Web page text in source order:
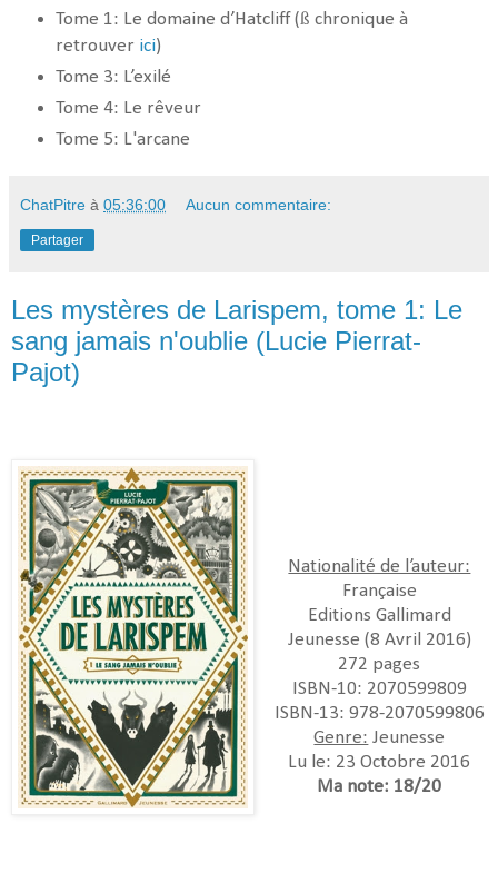
Tome 1: Le domaine d’Hatcliff (ß chronique à
retrouver ici)
Tome 3: L’exilé
Tome 4: Le rêveur
Tome 5: L'arcane
ChatPitre à 05:36:00 Aucun commentaire:
Partager
Les mystères de Larispem, tome 1: Le
sang jamais n'oublie (Lucie Pierrat-
Pajot)
Nationalité de l’auteur:
Française
Editions Gallimard
Jeunesse (8 Avril 2016)
272 pages
ISBN-10: 2070599809
ISBN-13: 978-2070599806
Genre: Jeunesse
Lu le: 23 Octobre 2016
Ma note: 18/20